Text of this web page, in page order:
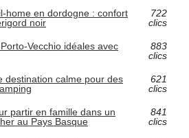
home en dordogne : confort
noir
722
clics
Vecchio idéales avec
883
clics
destination calme pour des
621
clics
partir en famille dans un
au Pays Basque
841
clics